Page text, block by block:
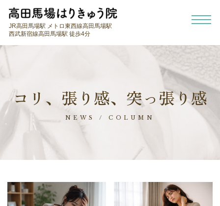
JR高田馬場駅 メトロ東西線高田馬場駅
西武新宿線高田馬場駅 徒歩4分
コリ、張り感、突っ張り感
NEWS / COLUMN